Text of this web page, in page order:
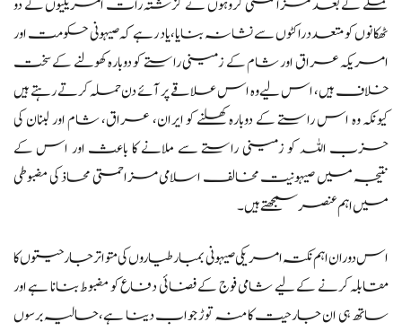
حملے کے بعد مزاحمتی گروہوں نے گزشتہ رات امریکیوں کے دو
ٹھکانوں کو متعدد راکٹوں سے نشانہ بنایا،یاد رہے کہ صیہونی حکومت اور
امریکہ عراق اور شام کے زمینی راستے کو دوبارہ کھولنے کے سخت
خلاف ہیں، اس لیے وہ اس علاقے پر آئے دن حملہ کرتے رہتے ہیں
کیونکہ وہ اس راستے کے دوبارہ کھلنے کو ایران، عراق، شام اور لبنان کی
حزب اللہ کو زمینی راستے سے ملانے کا باعث اور اس کے
نتیجہ میں صیہونیت مخالف اسلامی مزاحمتی محاذ کی مضبوطی
میں اہم عنصر سمجھتے ہیں۔
اس دوران اہم نکتہ امریکی صیہونی بمبار طیاروں کی متواتر جارحیتوں کا
مقابلہ کرنے کے لیے شامی فوج کے فضائی دفاع کو مضبوط بنانا ہے اور
ساتھ ہی ان جارحیت کا منہ توڑ جواب دینا ہے،حالیہ برسوں